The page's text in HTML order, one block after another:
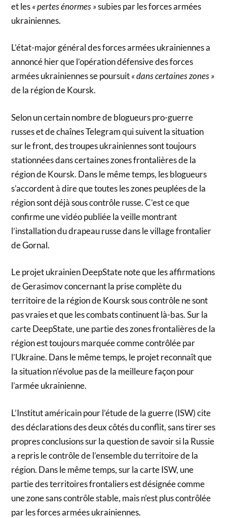
et les« pertes énormes »subies par les forces armées
ukrainiennes.
L’état-major général des forces armées ukrainiennes a
annoncé hier que l’opération défensive des forces
armées ukrainiennes se poursuit« dans certaines zones »
de la région de Koursk.
Selon un certain nombre de blogueurs pro-guerre
russes et de chaînes Telegram qui suivent la situation
sur le front, des troupes ukrainiennes sont toujours
stationnées dans certaines zones frontalières de la
région de Koursk. Dans le même temps, les blogueurs
s’accordent à dire que toutes les zones peuplées de la
région sont déjà sous contrôle russe. C’est ce que
confirme une vidéo publiée la veille montrant
l’installation du drapeau russe dans le village frontalier
de Gornal.
Le projet ukrainien DeepState note que les affirmations
de Gerasimov concernant la prise complète du
territoire de la région de Koursk sous contrôle ne sont
pas vraies et que les combats continuent là-bas. Sur la
carte DeepState, une partie des zones frontalières de la
région est toujours marquée comme contrôlée par
l’Ukraine. Dans le même temps, le projet reconnaît que
la situation n’évolue pas de la meilleure façon pour
l’armée ukrainienne.
L’Institut américain pour l’étude de la guerre (ISW) cite
des déclarations des deux côtés du conflit, sans tirer ses
propres conclusions sur la question de savoir si la Russie
a repris le contrôle de l’ensemble du territoire de la
région. Dans le même temps, sur la carte ISW, une
partie des territoires frontaliers est désignée comme
une zone sans contrôle stable, mais n’est plus contrôlée
par les forces armées ukrainiennes.